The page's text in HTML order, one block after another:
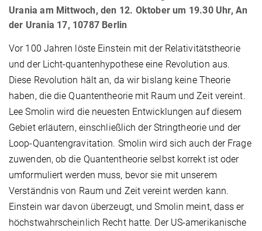
Urania am Mittwoch, den 12. Oktober um 19.30 Uhr, An
der Urania 17, 10787 Berlin
Vor 100 Jahren löste Einstein mit der Relativitätstheorie
und der Licht-quantenhypothese eine Revolution aus.
Diese Revolution hält an, da wir bislang keine Theorie
haben, die die Quantentheorie mit Raum und Zeit vereint.
Lee Smolin wird die neuesten Entwicklungen auf diesem
Gebiet erläutern, einschließlich der Stringtheorie und der
Loop-Quantengravitation. Smolin wird sich auch der Frage
zuwenden, ob die Quantentheorie selbst korrekt ist oder
umformuliert werden muss, bevor sie mit unserem
Verständnis von Raum und Zeit vereint werden kann.
Einstein war davon überzeugt, und Smolin meint, dass er
höchstwahrscheinlich Recht hatte. Der US-amerikanische